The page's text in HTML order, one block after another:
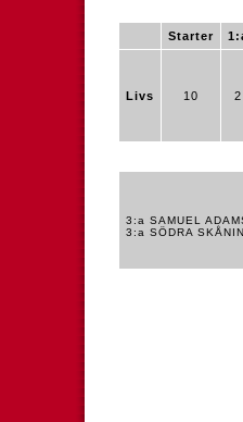
Starter
Livs 10 2
3:a SAMUEL
3:a SÖDRA